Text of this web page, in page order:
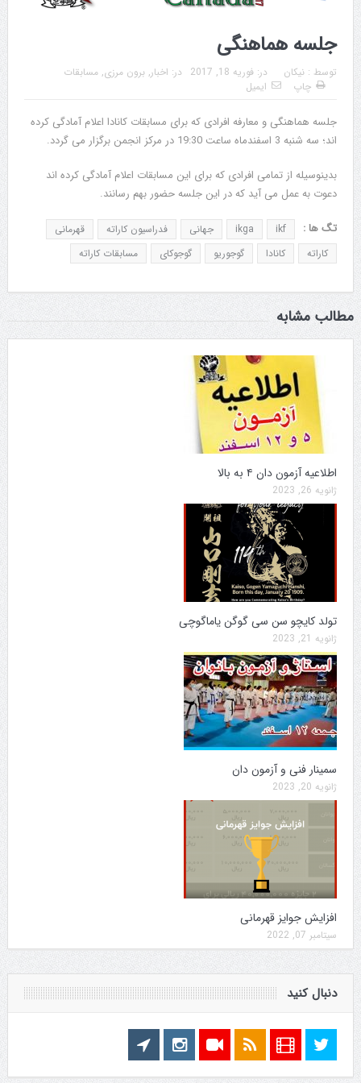
جلسه هماهنگی
توسط : نیکان در: فوریه 18, 2017 در: اخبار, برون مرزی, مسابقات
چاپ
ایمیل
جلسه هماهنگی و معارفه افرادی که برای مسابقات کانادا اعلام آمادگی کرده
اند؛ سه شنبه 3 اسفندماه ساعت 19:30 در مرکز انجمن برگزار می گردد.
بدینوسیله از تمامی افرادی که برای این مسابقات اعلام آمادگی کرده اند
دعوت به عمل می آید که در این جلسه حضور بهم رسانند.
تگ ها : ikf
ikga جهانی فدراسیون کاراته
قهرمانی
کاراته
کانادا گوجوریو گوجوکای مسابقات کاراته
مطالب مشابه
اطلاعیه آزمون دان ۴ به بالا
ژانویه 26, 2023
تولد کایچو سن سی گوگن یاماگوچی
ژانویه 21, 2023
سمینار فنی و آزمون دان
ژانویه 20, 2023
افزایش جوایز قهرمانی
سپتامبر 07, 2022
دنبال کنید